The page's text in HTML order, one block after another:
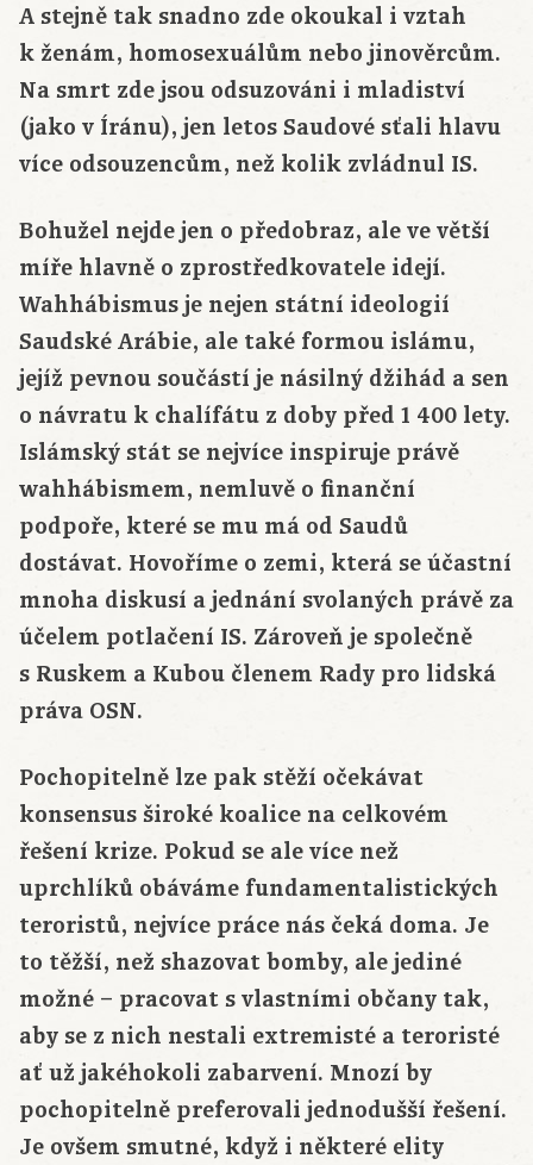
A stejně tak snadno zde okoukal i vztah
k ženám, homosexuálům nebo jinověrcům.
Na smrt zde jsou odsuzováni i mladiství
(jako v Íránu), jen letos Saudové sťali hlavu
více odsouzencům, než kolik zvládnul IS.
Bohužel nejde jen o předobraz, ale ve větší
míře hlavně o zprostředkovatele idejí.
Wahhábismus je nejen státní ideologií
Saudské Arábie, ale také formou islámu,
jejíž pevnou součástí je násilný džihád a sen
o návratu k chalífátu z doby před 1 400 lety.
Islámský stát se nejvíce inspiruje právě
wahhábismem, nemluvě o finanční
podpoře, které se mu má od Saudů
dostávat. Hovoříme o zemi, která se účastní
mnoha diskusí a jednání svolaných právě za
účelem potlačení IS. Zároveň je společně
s Ruskem a Kubou členem Rady pro lidská
práva OSN.
Pochopitelně lze pak stěží očekávat
konsensus široké koalice na celkovém
řešení krize. Pokud se ale více než
uprchlíků obáváme fundamentalistických
teroristů, nejvíce práce nás čeká doma. Je
to těžší, než shazovat bomby, ale jediné
možné – pracovat s vlastními občany tak,
aby se z nich nestali extremisté a teroristé
ať už jakéhokoli zabarvení. Mnozí by
pochopitelně preferovali jednodušší řešení.
Je ovšem smutné, když i některé elity